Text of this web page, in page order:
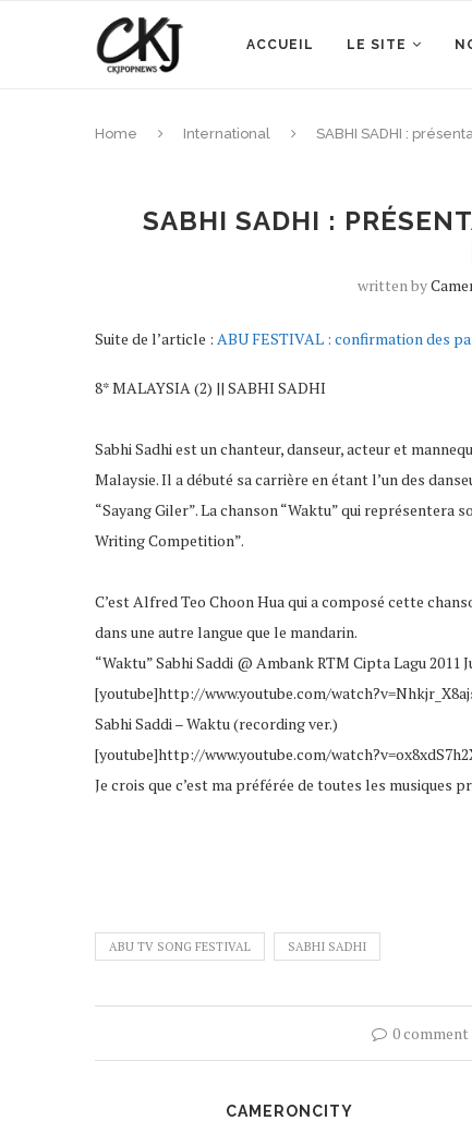
ACCUEIL LE SITE
Home International SABHI SADHI :
SABHI SADHI :
written by
Suite de l’article : ABU FESTIVAL : confirmation des
8* MALAYSIA (2) || SABHI SADHI
Sabhi Sadhi est un chanteur, danseur, acteur et
Malaysie. Il a débuté sa carrière en étant l’un des
“Sayang Giler”. La chanson “Waktu” qui
Writing Competition”.
C’est Alfred Teo Choon Hua qui a composé cette
dans une autre langue que le mandarin.
“Waktu” Sabhi Saddi @ Ambank RTM Cipta Lagu 2011
[youtube]http://www.youtube.com/
Sabhi Saddi – Waktu (recording ver.)
[youtube]http://www.youtube.com/
Je crois que c’est ma préférée de toutes les musiques
ABU TV SONG FESTIVAL SABHI SADHI
0 comment
CAMERONCITY